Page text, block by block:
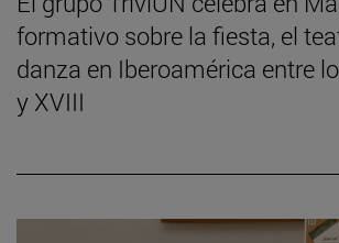
formativo sobre la fiesta, el
danza en Iberoamérica entre
y XVIII